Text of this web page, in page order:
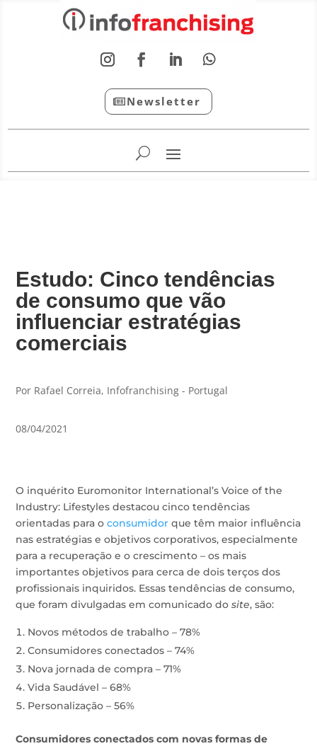
Newsletter
Estudo: Cinco tendências
de consumo que vão
influenciar estratégias
comerciais
Por Rafael Correia, Infofranchising - Portugal
08/04/2021
O inquérito Euromonitor International’s Voice of the
Industry: Lifestyles destacou cinco tendências
orientadas para oconsumidor que têm maior influência
nas estratégias e objetivos corporativos, especialmente
para a recuperação e o crescimento – os mais
importantes objetivos para cerca de dois terços dos
profissionais inquiridos. Essas tendências de consumo,
que foram divulgadas em comunicado dosite, são:
Novos métodos de trabalho – 78%
Consumidores conectados – 74%
Nova jornada de compra – 71%
Vida Saudável – 68%
Personalização – 56%
Consumidores conectados com novas formas de